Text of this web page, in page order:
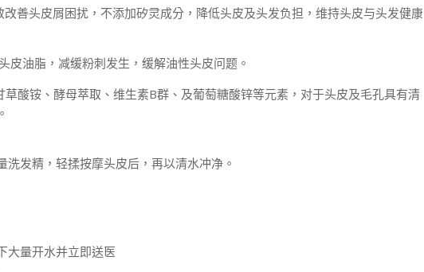
善头皮屑困扰，不添加矽灵成分，降低头皮及头发负担，维持头皮与头发健康
油脂，减缓粉刺发生，缓解油性头皮问题。
酸铵、酵母萃取、维生素B群、及葡萄糖酸锌等元素，对于头皮及毛孔具有清
发精，轻揉按摩头皮后，再以清水冲净。
大量开水并立即送医